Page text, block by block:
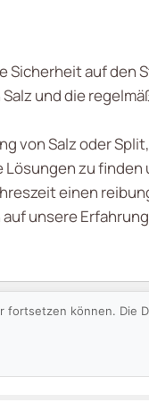
auf den
und die
von Salz oder
zu finden
einen
unsere
fortsetzen können. Die